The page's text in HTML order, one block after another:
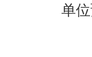
单